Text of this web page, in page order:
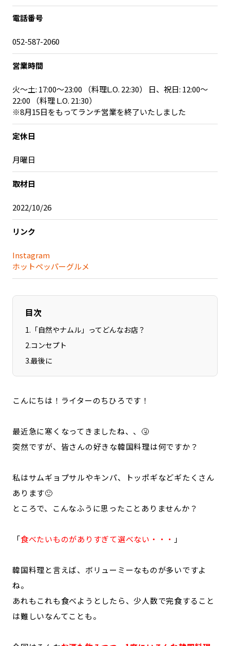
「人」から探す
お問い合わせ 会社概要
電話番号
052-587-2060
営業時間
火～土: 17:00～23:00 （料理L.O. 22:30） 日、祝日: 12:00～
22:00 （料理 L.O. 21:30）
※8月15日をもってランチ営業を終了いたしました
定休日
月曜日
取材日
2022/10/26
リンク
Instagram
ホットペッパーグルメ
目次
1. 「自然やナムル」ってどんなお店？
2.コンセプト
3.最後に
こんにちは！ライターのちひろです！
最近急に寒くなってきましたね、、🤧
突然ですが、皆さんの好きな韓国料理は何ですか？
私はサムギョプサルやキンパ、トッポギなどギたくさん
あります🙂
ところで、こんなふうに思ったことありませんか？
「食べたいものがありすぎて選べない・・・ 」
韓国料理と言えば、ボリューミーなものが多いですよ
ね。
あれもこれも食べようとしたら、少人数で完食すること
は難しいなんてことも。